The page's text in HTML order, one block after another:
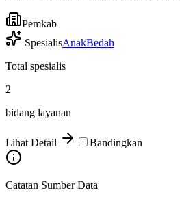
Pemkab
SpesialisAnakBedah
Total spesialis
2
bidang layanan
Lihat Detail Bandingkan
Catatan Sumber Data